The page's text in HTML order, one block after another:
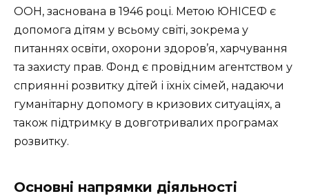
ООН, заснована в 1946 році. Метою ЮНІСЕФ є
допомога дітям у всьому світі, зокрема у
питаннях освіти, охорони здоров’я, харчування
та захисту прав. Фонд є провідним агентством у
сприянні розвитку дітей і їхніх сімей, надаючи
гуманітарну допомогу в кризових ситуаціях, а
також підтримку в довготривалих програмах
розвитку.
Основні напрямки діяльності